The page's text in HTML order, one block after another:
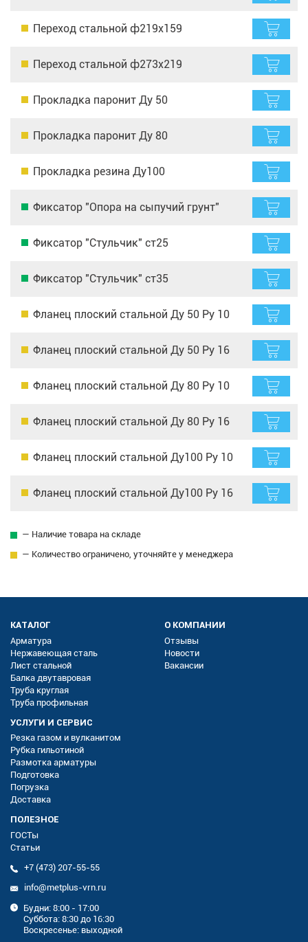
Переход стальной ф219х159
Переход стальной ф273х219
Прокладка паронит Ду 50
Прокладка паронит Ду 80
Прокладка резина Ду100
Фиксатор "Опора на сыпучий грунт"
Фиксатор "Стульчик" ст25
Фиксатор "Стульчик" ст35
Фланец плоский стальной Ду 50 Ру 10
Фланец плоский стальной Ду 50 Ру 16
Фланец плоский стальной Ду 80 Ру 10
Фланец плоский стальной Ду 80 Ру 16
Фланец плоский стальной Ду100 Ру 10
Фланец плоский стальной Ду100 Ру 16
— Наличие товара на складе
— Количество ограничено, уточняйте у менеджера
КАТАЛОГ
Арматура
Нержавеющая сталь
Лист стальной
Балка двутавровая
Труба круглая
Труба профильная
О КОМПАНИИ
Отзывы
Новости
Вакансии
УСЛУГИ И СЕРВИС
Резка газом и вулканитом
Рубка гильотиной
Размотка арматуры
Подготовка
Погрузка
Доставка
ПОЛЕЗНОЕ
ГОСТы
Статьи
+7 (473) 207-55-55
info@metplus-vrn.ru
Будни: 8:00 - 17:00
Суббота: 8:30 до 16:30
Воскресенье: выходной